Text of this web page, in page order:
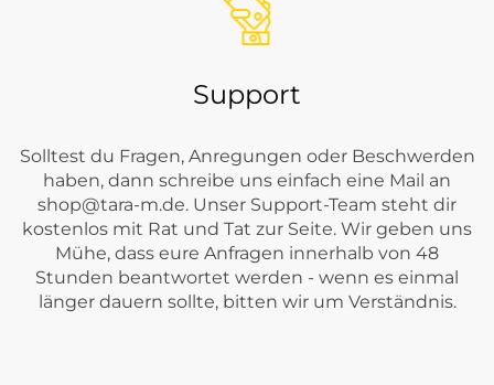
Support
Solltest du Fragen, Anregungen oder Beschwerden
haben, dann schreibe uns einfach eine Mail an
shop@tara-m.de. Unser Support-Team steht dir
kostenlos mit Rat und Tat zur Seite. Wir geben uns
Mühe, dass eure Anfragen innerhalb von 48
Stunden beantwortet werden - wenn es einmal
länger dauern sollte, bitten wir um Verständnis.